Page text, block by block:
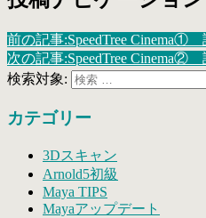
前の記事:SpeedTree Cinema①
次の記事:SpeedTree Cinema②
検索対象:
カテゴリー
3Dスキャン
Arnold5初級
Maya TIPS
Mayaアップデート